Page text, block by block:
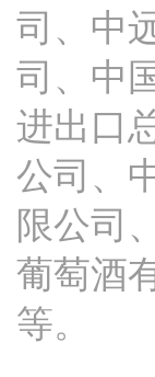
司、中
司、中
进出口
公司、
限公司
葡萄酒
等。